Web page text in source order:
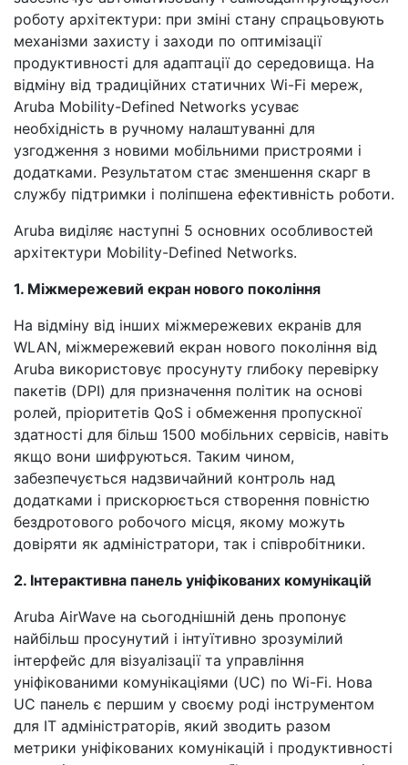
роботу архітектури: при зміні стану спрацьовують
механізми захисту і заходи по оптимізації
продуктивності для адаптації до середовища. На
відміну від традиційних статичних Wi-Fi мереж,
Aruba Mobility-Defined Networks усуває
необхідність в ручному налаштуванні для
узгодження з новими мобільними пристроями і
додатками. Результатом стає зменшення скарг в
службу підтримки і поліпшена ефективність роботи.
Aruba виділяє наступні 5 основних особливостей
архітектури Mobility-Defined Networks.
1. Міжмережевий екран нового покоління
На відміну від інших міжмережевих екранів для
WLAN, міжмережевий екран нового покоління від
Aruba використовує просунуту глибоку перевірку
пакетів (DPI) для призначення політик на основі
ролей, пріоритетів QoS і обмеження пропускної
здатності для більш 1500 мобільних сервісів, навіть
якщо вони шифруються. Таким чином,
забезпечується надзвичайний контроль над
додатками і прискорюється створення повністю
бездротового робочого місця, якому можуть
довіряти як адміністратори, так і співробітники.
2. Інтерактивна панель уніфікованих комунікацій
Aruba AirWave на сьогоднішній день пропонує
найбільш просунутий і інтуїтивно зрозумілий
інтерфейс для візуалізації та управління
уніфікованими комунікаціями (UC) по Wi-Fi. Нова
UC панель є першим у своєму роді інструментом
для IT адміністраторів, який зводить разом
метрики уніфікованих комунікацій і продуктивності